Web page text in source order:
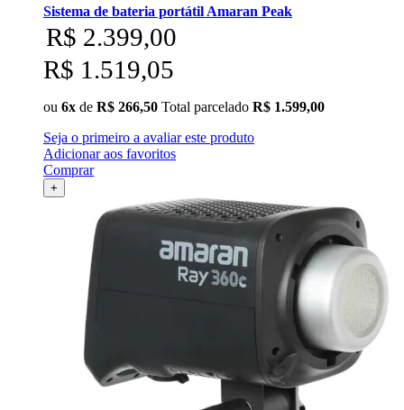
Sistema de bateria portátil Amaran Peak
R$ 2.399,00
R$ 1.519,05
ou 6x de R$ 266,50 Total parcelado R$ 1.599,00
Seja o primeiro a avaliar este produto
Adicionar aos favoritos
Comprar
+